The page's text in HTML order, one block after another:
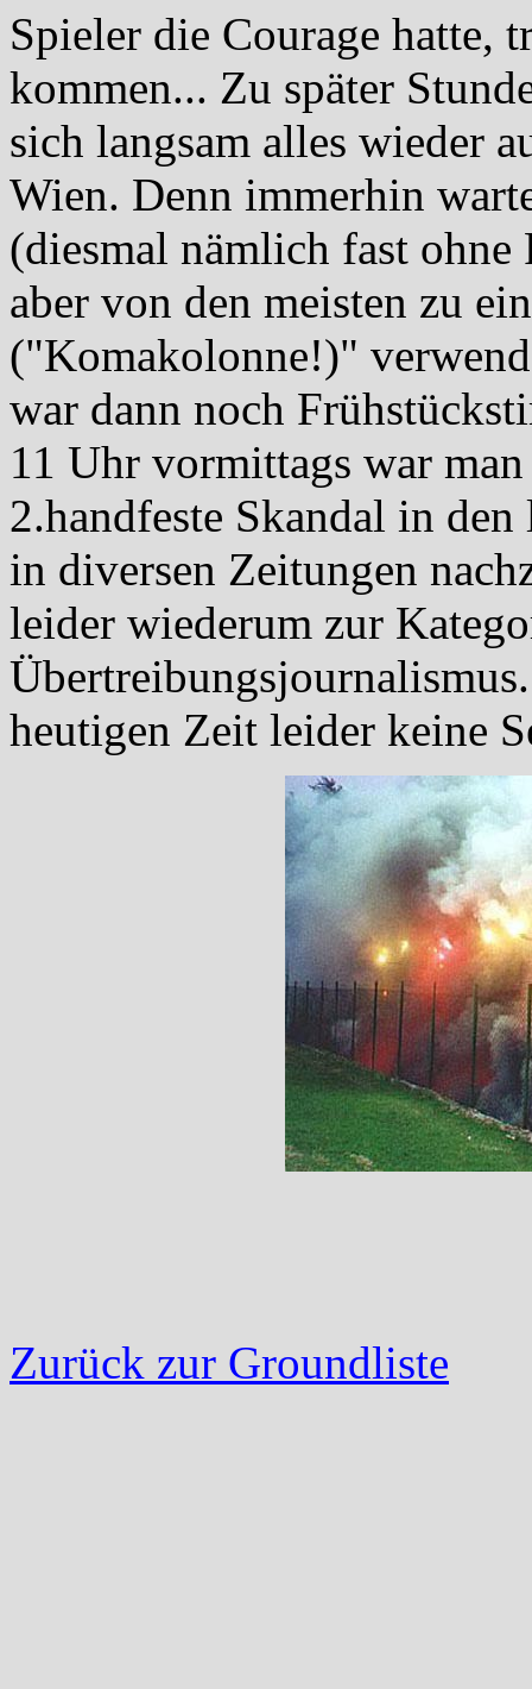
Spieler die Courage hatte,
kommen... Zu später
sich langsam alles wieder
Wien. Denn immerhin
(diesmal nämlich fast
aber von den meisten zu
("Komakolonne!)"
war dann noch
11 Uhr vormittags war
2.handfeste Skandal in
in diversen Zeitungen
leider wiederum zur
heutigen Zeit leider keine
Zurück zur Groundliste